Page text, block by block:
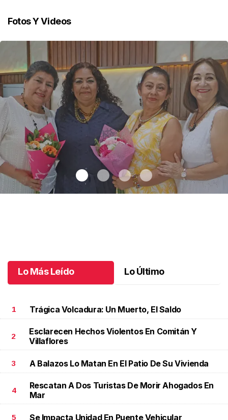
Fotos Y Videos
Lo Más Leído Lo Último
1 Trágica Volcadura: Un Muerto, El Saldo
2
Esclarecen Hechos Violentos En Comitán Y
Villaflores
3 A Balazos Lo Matan En El Patio De Su Vivienda
4
Rescatan A Dos Turistas De Morir Ahogados En
Mar
5 Se Impacta Unidad En Puente Vehicular